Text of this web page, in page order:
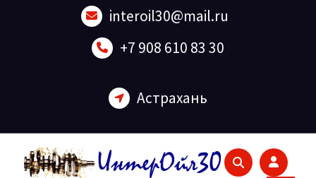
interoil30@mail.ru
+7 908 610 83 30
Астрахань